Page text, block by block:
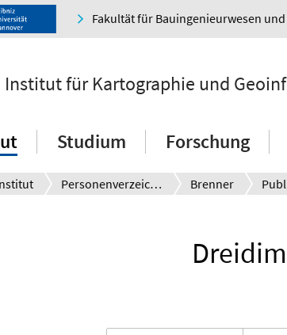
Fakultät für Bauingenieurwesen
Institut für Kartographie und
Studium Forschung
Personenverzeichnis Brenner